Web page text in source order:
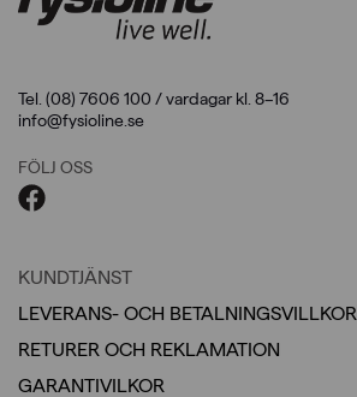
Tel. (08) 7606 100 / vardagar kl. 8–16
info@fysioline.se
FÖLJ OSS
KUNDTJÄNST
LEVERANS- OCH BETALNINGSVILLKOR
RETURER OCH REKLAMATION
GARANTIVILKOR